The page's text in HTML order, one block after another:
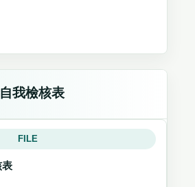
我檢核表
FILE
表